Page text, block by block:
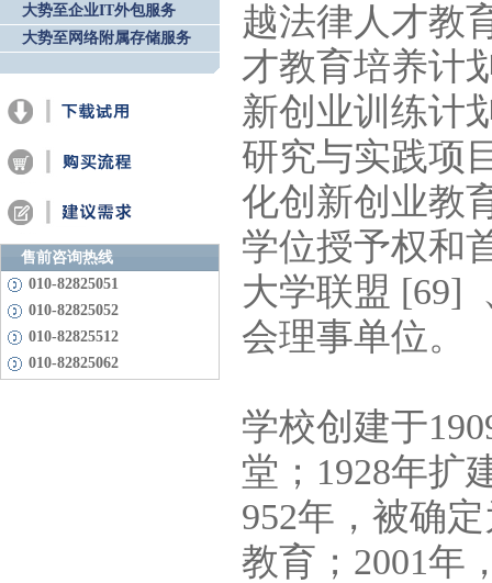
大势至企业IT外包服务
大势至网络附属存储服务
售前咨询热线
010-82825051
010-82825052
010-82825512
010-82825062
越法律人才教
才教育培养计
新创业训练计
研究与实践项
化创新创业教
学位授予权和
大学联盟 [69]
会理事单位。
学校创建于
堂；1928年扩
952年，被确
教育；2001年